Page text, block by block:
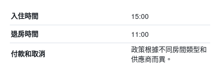
入住時間 15:00
退房時間 11:00
付款和取消
政策根據不同房間類型和
供應商而異。